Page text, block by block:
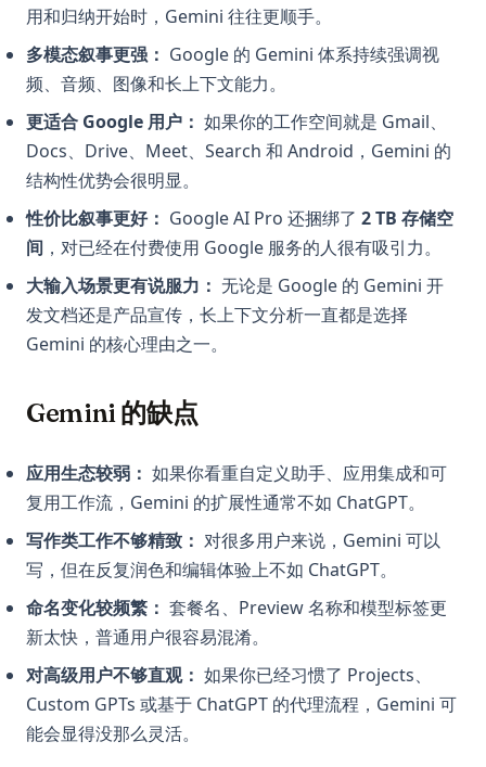
用和归纳开始时，Gemini 往往更顺手。
多模态叙事更强： Google 的 Gemini 体系持续强调视
频、音频、图像和长上下文能力。
更适合 Google 用户： 如果你的工作空间就是 Gmail、
Docs、Drive、Meet、Search 和 Android，Gemini 的
结构性优势会很明显。
性价比叙事更好： Google AI Pro 还捆绑了 2 TB 存储空
间 ，对已经在付费使用 Google 服务的人很有吸引力。
大输入场景更有说服力： 无论是 Google 的 Gemini 开
发文档还是产品宣传，长上下文分析一直都是选择
Gemini 的核心理由之一。
Gemini 的缺点
应用生态较弱： 如果你看重自定义助手、应用集成和可
复用工作流，Gemini 的扩展性通常不如 ChatGPT。
写作类工作不够精致： 对很多用户来说，Gemini 可以
写，但在反复润色和编辑体验上不如 ChatGPT。
命名变化较频繁： 套餐名、Preview 名称和模型标签更
新太快，普通用户很容易混淆。
对高级用户不够直观： 如果你已经习惯了 Projects、
Custom GPTs 或基于 ChatGPT 的代理流程，Gemini 可
能会显得没那么灵活。